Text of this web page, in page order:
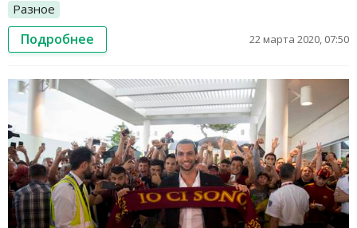
Разное
Подробнее 22 марта 2020, 07:50